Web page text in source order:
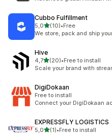
Cubbo Fulfillment
5,0de 5 estrelas
(10)
10 total de avaliações
•Free
We store, pack and ship
Hive
4,7de 5 estrelas
(20)
20 total de avaliações
•Free to install
Scale your brand with
DigiDokaan
Free to install
Connect your DigiDokaan
EXPRESSFLY LOGISTICS
5,0de 5 estrelas
(1)
1 total de avaliações
•Free to install